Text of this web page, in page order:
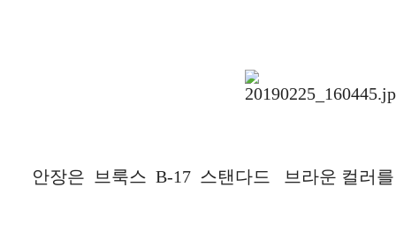
안장은 브룩스 B-17 스탠다드 브라운 컬러